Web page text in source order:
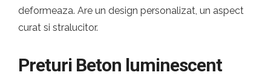
deformeaza. Are un design personalizat, un aspect
curat si stralucitor.
Preturi Beton luminescent